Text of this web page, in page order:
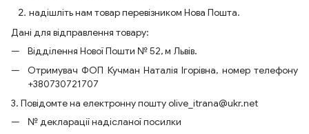
надішліть нам товар перевізником Нова Пошта.
Дані для відправлення товару:
Відділення Нової Пошти № 52, м Львів.
Отримувач ФОП Кучман Наталія Ігорівна, номер телефону
+380730721707
3. Повідомте на електронну пошту olive_itrana@ukr.net
№ декларації надісланої посилки